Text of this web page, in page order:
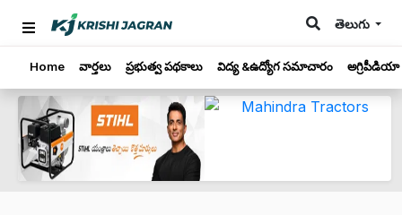
తెలుగు
Home వార్తలు ప్రభుత్వ పథకాలు విద్య &ఉద్యోగ సమాచారం అగ్రిపీడియా